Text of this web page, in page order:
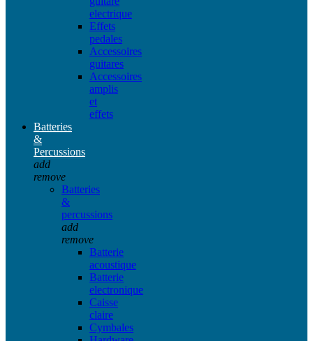
electrique
Effets
pedales
Accessoires
guitares
Accessoires
amplis
et
effets
Batteries
&
Percussions
add
remove
Batteries
&
percussions
add
remove
Batterie
acoustique
Batterie
electronique
Caisse
claire
Cymbales